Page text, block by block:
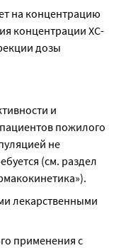
на концентрацию
концентрации ХС-
дозы
и
пожилого
не
(см. раздел
лекарственными
применения с